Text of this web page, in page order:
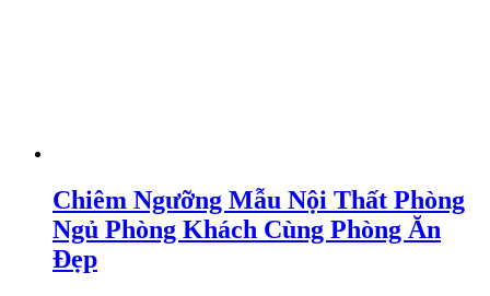
Chiêm Ngưỡng Mẫu Nội Thất Phòng
Ngủ Phòng Khách Cùng Phòng Ăn
Đẹp